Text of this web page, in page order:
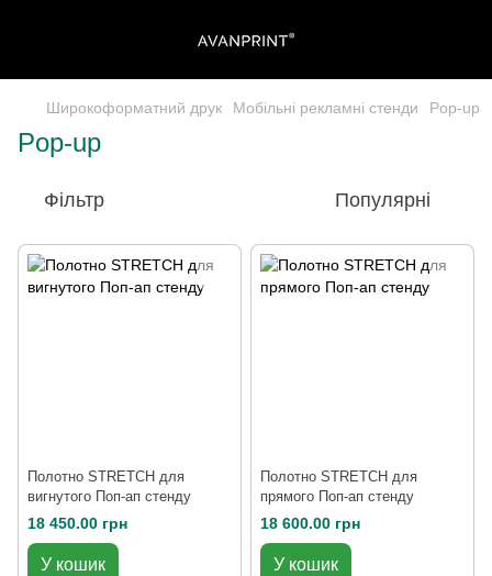
Широкоформатний друк Мобільні рекламні стенди Pop-up
Pop-up
Фільтр Популярні
Полотно STRETCH для
вигнутого Поп-ап стенду
18 450.00 грн
У кошик
Полотно STRETCH для
прямого Поп-ап стенду
18 600.00 грн
У кошик